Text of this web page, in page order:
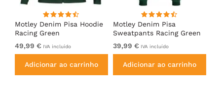
Motley Denim Pisa Hoodie
Racing Green
49,99 € IVA incluído
Adicionar ao carrinho
Motley Denim Pisa
Sweatpants Racing Green
39,99 € IVA incluído
Adicionar ao carrinho